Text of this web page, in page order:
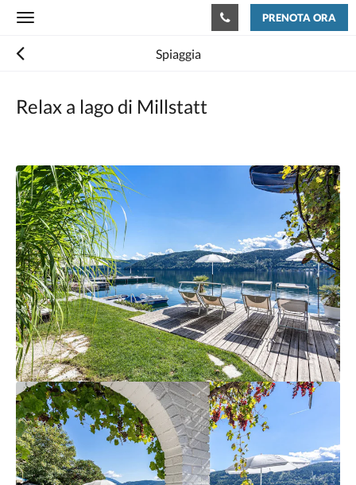
Toggle
PRENOTA ORA
Spiaggia
Relax a lago di Millstatt